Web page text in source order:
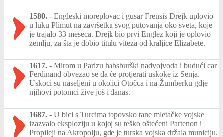
1580. - Engleski moreplovac i gusar Frensis Drejk uplovio
u luku Plimut na završetku svog putovanja oko sveta, koje
je trajalo 33 meseca. Drejk bio prvi Englez koji je oplovio
zemlju, za šta je dobio titulu viteza od kraljice Elizabete.
1617. - Mirom u Parizu habsburški nadvojvoda i budući car
Ferdinand obvezao se da će protjerati uskoke iz Senja.
Uskoci su naseljeni u okolici Otočca i na Žumberku gdje
njihovi potomci žive još i danas.
1687. - U bici s Turcima topovsko tane mletačke vojske
izazvalo eksploziju u kojoj su teško oštećeni Partenon i
Propileji na Akropolju, gde je turska vojska držala municiju.